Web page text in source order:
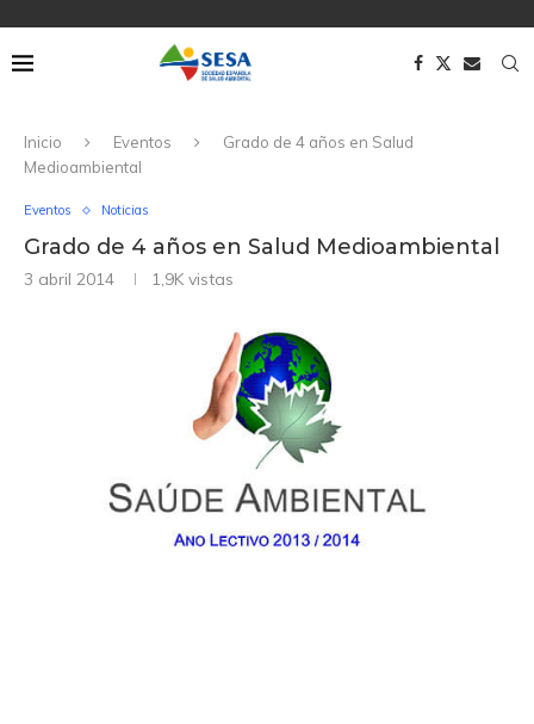
Inicio Eventos
Grado de 4 años en Salud
Medioambiental
Eventos Noticias
Grado de 4 años en Salud Medioambiental
3 abril 2014 1,9K vistas